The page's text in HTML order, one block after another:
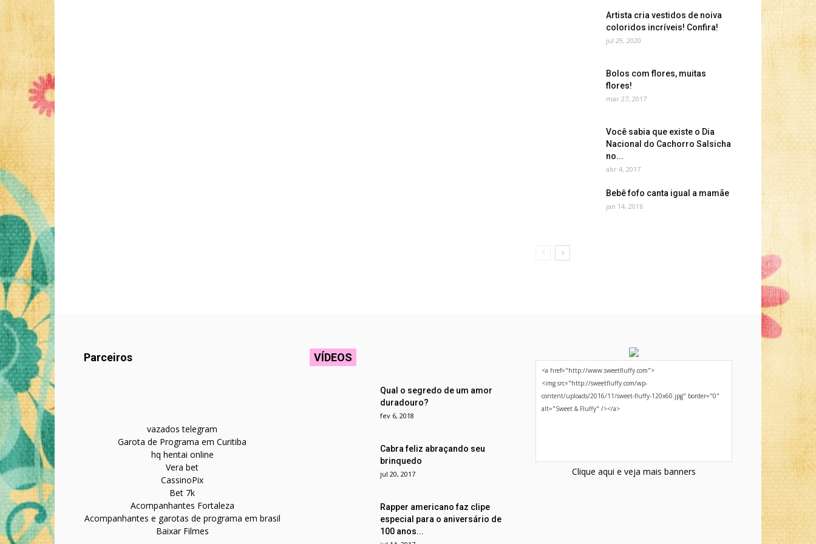
Artista cria vestidos de noiva
coloridos incríveis! Confira!
jul 29, 2020
Bolos com flores, muitas
flores!
mar 27, 2017
Você sabia que existe o Dia
Nacional do Cachorro Salsicha
no...
abr 4, 2017
Bebê fofo canta igual a mamãe
jan 14, 2016
Parceiros
vazados telegram
Garota de Programa em Curitiba
hq hentai online
Vera bet
CassinoPix
Bet 7k
Acompanhantes Fortaleza
Acompanhantes e garotas de programa em brasil
Baixar Filmes
VÍDEOS
Qual o segredo de um amor
duradouro?
fev 6, 2018
Cabra feliz abraçando seu
brinquedo
jul 20, 2017
Rapper americano faz clipe
especial para o aniversário de
100 anos...
Clique aqui e veja mais banners